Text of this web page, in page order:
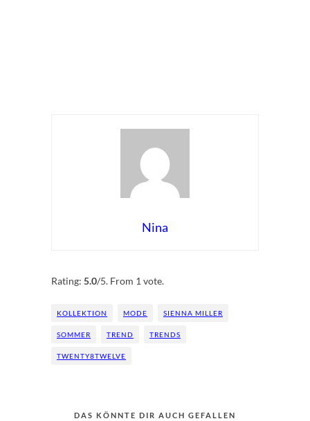
Nina
Rating: 5.0/5. From 1 vote.
KOLLEKTION MODE SIENNA MILLER
SOMMER TREND TRENDS
TWENTY8TWELVE
DAS KÖNNTE DIR AUCH GEFALLEN